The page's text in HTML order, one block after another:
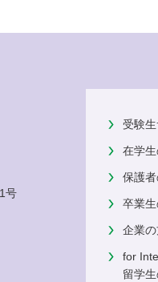
号
受験生
在学
保護
卒業
企業
for
留学